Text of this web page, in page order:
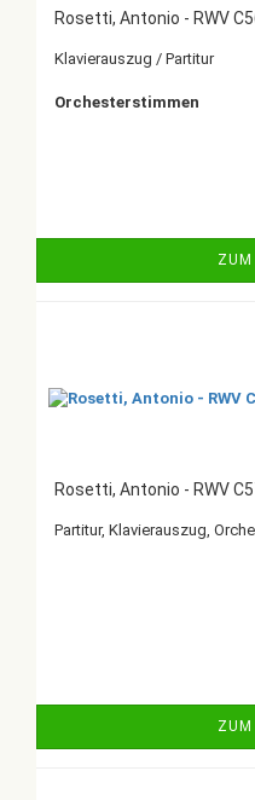
Rosetti, Antonio - RWV
Klavierauszug / Partitur
Orchesterstimmen
Rosetti, Antonio - RWV
Partitur, Klavierauszug,